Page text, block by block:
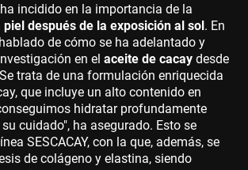
incidido en la importancia de la
después de la exposición al sol. En
de cómo se ha adelantado y
en el aceite de cacay desde
trata de una formulación enriquecida
que incluye un alto contenido en
hidratar profundamente
cuidado", ha asegurado. Esto se
SESCACAY, con la que, además, se
de colágeno y elastina, siendo